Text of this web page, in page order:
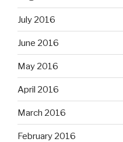
July 2016
June 2016
May 2016
April 2016
March 2016
February 2016